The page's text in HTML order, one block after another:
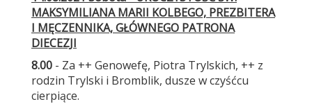
MAKSYMILIANA MARII KOLBEGO, PREZBITERA
I MĘCZENNIKA, GŁÓWNEGO PATRONA
DIECEZJI
8.00 - Za ++ Genowefę, Piotra Trylskich, ++ z
rodzin Trylski i Bromblik, dusze w czyśćcu
cierpiące.